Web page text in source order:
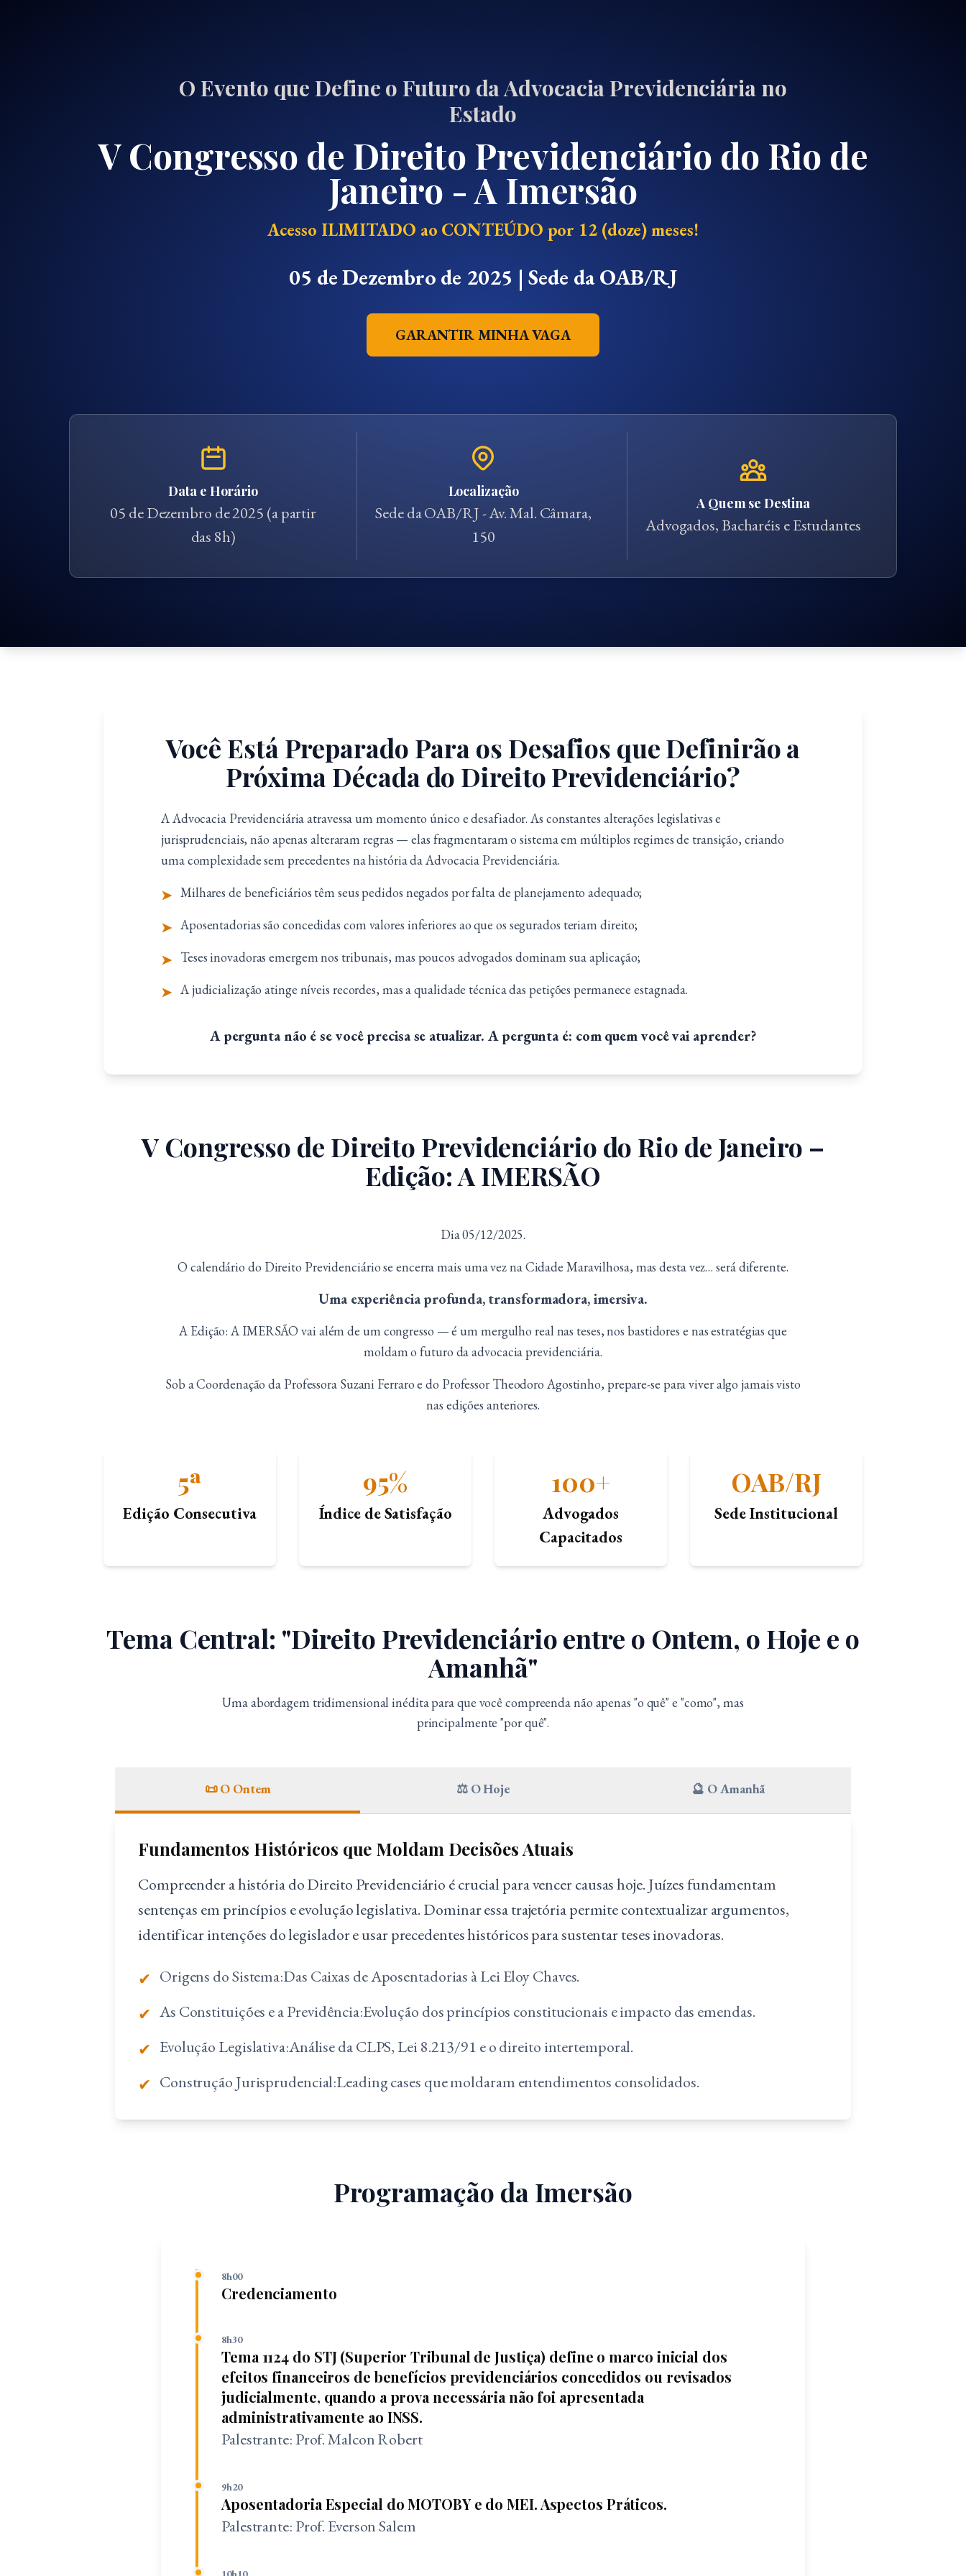
O Evento que Define o Futuro da Advocacia Previdenciária no
Estado
V Congresso de Direito Previdenciário do Rio de
Janeiro - A Imersão
Acesso ILIMITADO ao CONTEÚDO por 12 (doze) meses!
05 de Dezembro de 2025 | Sede da OAB/RJ
GARANTIR MINHA VAGA
Data e Horário
05 de Dezembro de 2025 (a partir
das 8h)
Localização
Sede da OAB/RJ - Av. Mal. Câmara,
150
A Quem se Destina
Advogados, Bacharéis e Estudantes
Você Está Preparado Para os Desafios que Definirão a
Próxima Década do Direito Previdenciário?
A Advocacia Previdenciária atravessa um momento único e desafiador. As constantes alterações legislativas e
jurisprudenciais, não apenas alteraram regras — elas fragmentaram o sistema em múltiplos regimes de transição, criando
uma complexidade sem precedentes na história da Advocacia Previdenciária.
➤ Milhares de beneficiários têm seus pedidos negados por falta de planejamento adequado;
➤ Aposentadorias são concedidas com valores inferiores ao que os segurados teriam direito;
➤ Teses inovadoras emergem nos tribunais, mas poucos advogados dominam sua aplicação;
➤ A judicialização atinge níveis recordes, mas a qualidade técnica das petições permanece estagnada.
A pergunta não é se você precisa se atualizar. A pergunta é: com quem você vai aprender?
V Congresso de Direito Previdenciário do Rio de Janeiro –
Edição: A IMERSÃO
Dia 05/12/2025.
O calendário do Direito Previdenciário se encerra mais uma vez na Cidade Maravilhosa, mas desta vez… será diferente.
Uma experiência profunda, transformadora, imersiva.
A Edição: A IMERSÃO vai além de um congresso — é um mergulho real nas teses, nos bastidores e nas estratégias que
moldam o futuro da advocacia previdenciária.
Sob a Coordenação da Professora Suzani Ferraro e do Professor Theodoro Agostinho, prepare-se para viver algo jamais visto
nas edições anteriores.
5ª
Edição Consecutiva
95%
Índice de Satisfação
100+
Advogados
Capacitados
OAB/RJ
Sede Institucional
Tema Central: "Direito Previdenciário entre o Ontem, o Hoje e o
Amanhã"
Uma abordagem tridimensional inédita para que você compreenda não apenas "o quê" e "como", mas
principalmente "por quê".
📜 O Ontem ⚖️ O Hoje 🔮 O Amanhã
Fundamentos Históricos que Moldam Decisões Atuais
Compreender a história do Direito Previdenciário é crucial para vencer causas hoje. Juízes fundamentam
sentenças em princípios e evolução legislativa. Dominar essa trajetória permite contextualizar argumentos,
identificar intenções do legislador e usar precedentes históricos para sustentar teses inovadoras.
✔ Origens do Sistema:Das Caixas de Aposentadorias à Lei Eloy Chaves.
✔ As Constituições e a Previdência:Evolução dos princípios constitucionais e impacto das emendas.
✔ Evolução Legislativa:Análise da CLPS, Lei 8.213/91 e o direito intertemporal.
✔ Construção Jurisprudencial:Leading cases que moldaram entendimentos consolidados.
Programação da Imersão
8h00
Credenciamento
8h30
Tema 1124 do STJ (Superior Tribunal de Justiça) define o marco inicial dos
efeitos financeiros de benefícios previdenciários concedidos ou revisados
judicialmente, quando a prova necessária não foi apresentada
administrativamente ao INSS.
Palestrante: Prof. Malcon Robert
9h20
Aposentadoria Especial do MOTOBY e do MEI. Aspectos Práticos.
Palestrante: Prof. Everson Salem